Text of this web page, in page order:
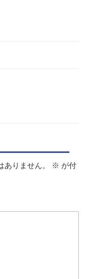
りません。 ※ が付